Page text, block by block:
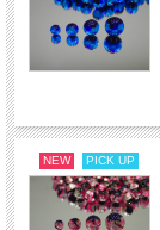
NEW PICK UP